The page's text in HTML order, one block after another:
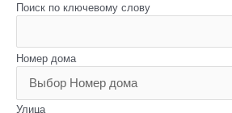
Поиск по ключевому слову
Номер дома
Улица